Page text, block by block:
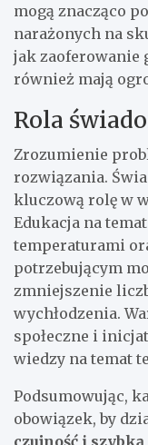
mogą znacząco
narażonych na
jak zaoferowanie
również mają
Rola
Zrozumienie
rozwiązania.
kluczową rolę w
Edukacja na
temperaturami
potrzebującym
zmniejszenie
wychłodzenia.
społeczne i
wiedzy na temat
Podsumowując,
obowiązek, by
czujność i